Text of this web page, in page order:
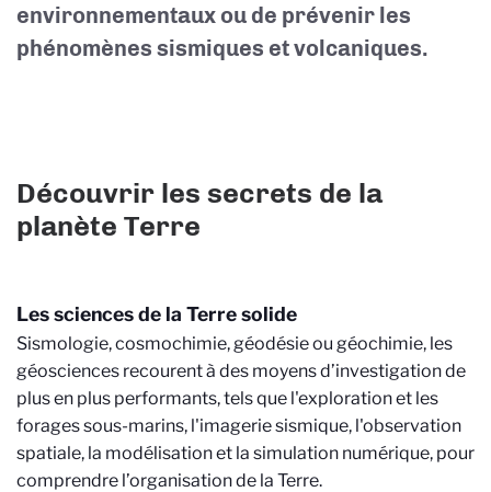
environnementaux ou de prévenir les
phénomènes sismiques et volcaniques.
Découvrir les secrets de la
planète Terre
Les sciences de la Terre solide
Sismologie, cosmochimie, géodésie ou géochimie, les
géosciences recourent à des moyens d’investigation de
plus en plus performants, tels que l'exploration et les
forages sous-marins, l'imagerie sismique, l'observation
spatiale, la modélisation et la simulation numérique, pour
comprendre l’organisation de la Terre.